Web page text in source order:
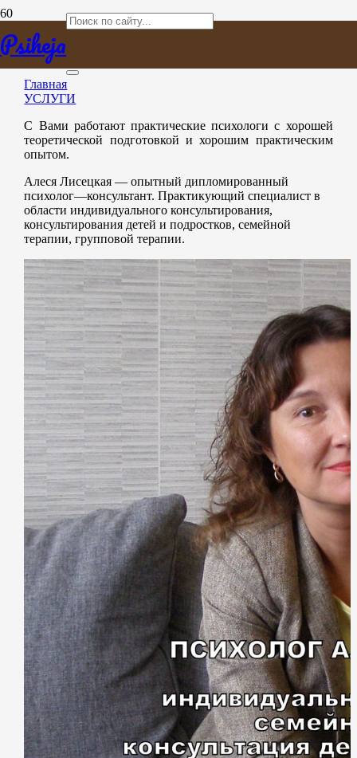
Psiheja
УСЛУГИ
Главная
УСЛУГИ
С Вами работают практические психологи с хорошей
теоретической подготовкой и хорошим практическим
опытом.
Алеся Лисецкая — опытный дипломированный
психолог—консультант. Практикующий специалист в
области индивидуального консультирования,
консультирования детей и подростков, семейной
терапии, групповой терапии.